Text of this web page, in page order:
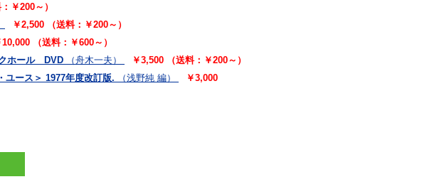
￥200～）
￥2,500 （送料：￥200～）
10,000 （送料：￥600～）
ホール DVD
（舟木一夫）
￥3,500 （送料：￥200～）
ユース＞ 1977年度改訂版.
（浅野純 編）
￥3,000